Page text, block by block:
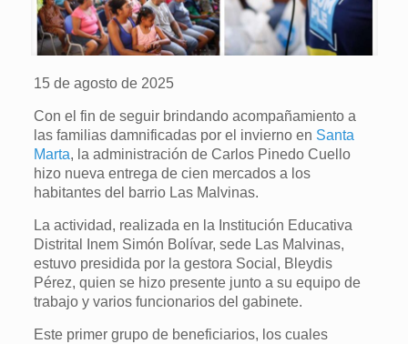
15 de agosto de 2025
Con el fin de seguir brindando acompañamiento a
las familias damnificadas por el invierno en Santa
Marta, la administración de Carlos Pinedo Cuello
hizo nueva entrega de cien mercados a los
habitantes del barrio Las Malvinas.
La actividad, realizada en la Institución Educativa
Distrital Inem Simón Bolívar, sede Las Malvinas,
estuvo presidida por la gestora Social, Bleydis
Pérez, quien se hizo presente junto a su equipo de
trabajo y varios funcionarios del gabinete.
Este primer grupo de beneficiarios, los cuales